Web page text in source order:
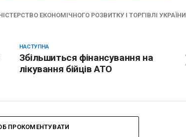
ЕКОНОМІЧНОГО РОЗВИТКУ І ТОРГІВЛІ УКРАЇНИ
НАСТУПНА
Збільшиться фінансування на
лікування бійців АТО
ПРОКОМЕНТУВАТИ